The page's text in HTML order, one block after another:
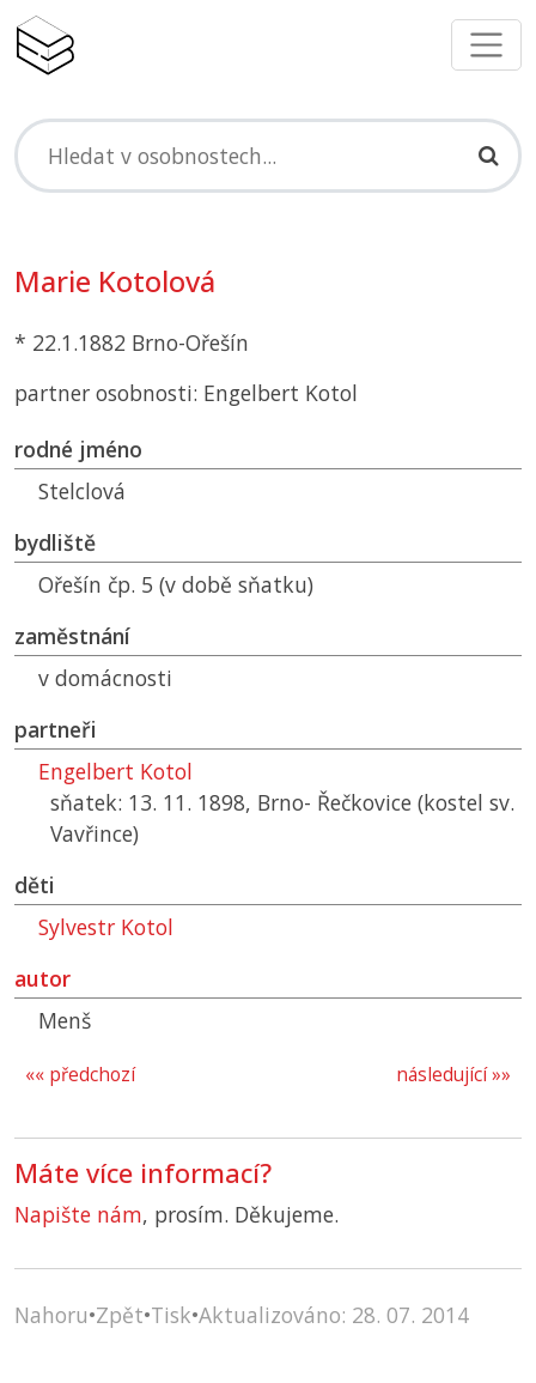
Marie Kotolová
* 22.1.1882 Brno-Ořešín
partner osobnosti: Engelbert Kotol
rodné jméno
Stelclová
bydliště
Ořešín čp. 5 (v době sňatku)
zaměstnání
v domácnosti
partneři
Engelbert Kotol
sňatek: 13. 11. 1898, Brno- Řečkovice (kostel sv.
Vavřince)
děti
Sylvestr Kotol
autor
Menš
následující »»
«« předchozí
Máte více informací?
Napište nám, prosím. Děkujeme.
Nahoru•Zpět•Tisk•Aktualizováno: 28. 07. 2014